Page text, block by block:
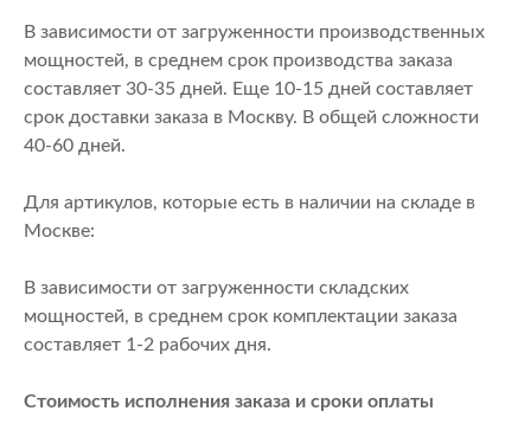
В зависимости от загруженности производственных
мощностей, в среднем срок производства заказа
составляет 30-35 дней. Еще 10-15 дней составляет
срок доставки заказа в Москву. В общей сложности
40-60 дней.
Для артикулов, которые есть в наличии на складе в
Москве:
В зависимости от загруженности складских
мощностей, в среднем срок комплектации заказа
составляет 1-2 рабочих дня.
Стоимость исполнения заказа и сроки оплаты